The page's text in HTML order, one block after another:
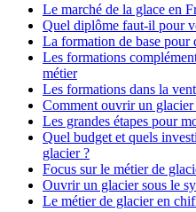
Le marché de la glace en
Quel diplôme faut-il pour
La formation de base pour
Les formations
métier
Les formations dans la
Comment ouvrir un glacier
Les grandes étapes pour
Quel budget et quels
glacier ?
Focus sur le métier de
Ouvrir un glacier sous le
Le métier de glacier en